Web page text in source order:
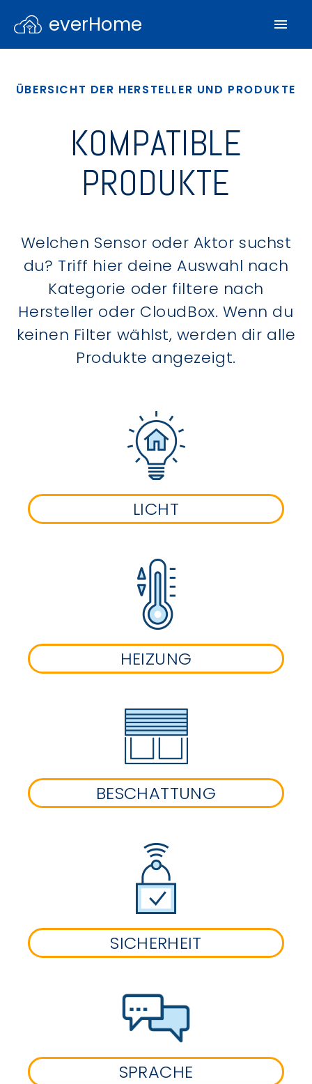
everHome
ÜBERSICHT DER HERSTELLER UND PRODUKTE
KOMPATIBLE
PRODUKTE
Welchen Sensor oder Aktor suchst
du? Triff hier deine Auswahl nach
Kategorie oder filtere nach
Hersteller oder CloudBox. Wenn du
keinen Filter wählst, werden dir alle
Produkte angezeigt.
LICHT
HEIZUNG
BESCHATTUNG
SICHERHEIT
SPRACHE